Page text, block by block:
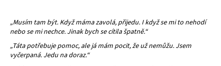
„Musím tam být. Když máma zavolá, přijedu. I když se mi to nehodí
nebo se mi nechce. Jinak bych se cítila špatně.“
„Táta potřebuje pomoc, ale já mám pocit, že už nemůžu. Jsem
vyčerpaná. Jedu na doraz.“
b
u
j